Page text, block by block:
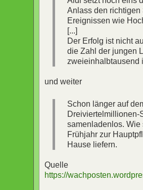
Anlass den richtigen
Ereignissen wie
[...]
Der Erfolg ist nicht
die Zahl der jungen
zweieinhalbtausend
und weiter
Schon länger auf
Dreiviertelmillionen-
samenladenlos.
Frühjahr zur
Hause liefern.
Quelle
https://